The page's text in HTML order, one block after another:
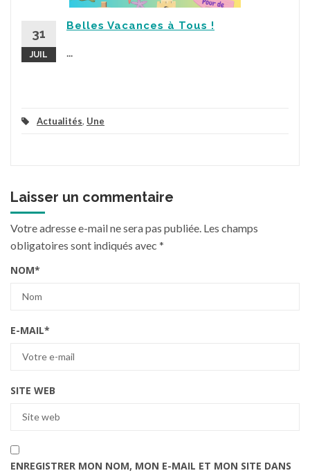
31
JUIL
Belles Vacances à Tous !
Actualités, Une
Laisser un commentaire
Votre adresse e-mail ne sera pas publiée. Les champs
obligatoires sont indiqués avec *
NOM*
E-MAIL*
SITE WEB
ENREGISTRER MON NOM, MON E-MAIL ET MON SITE DANS